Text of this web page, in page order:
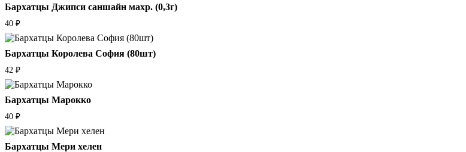
Бархатцы Джипси саншайн махр. (0,3г)
40 ₽
Бархатцы Королева София (80шт)
42 ₽
Бархатцы Марокко
40 ₽
Бархатцы Мери хелен